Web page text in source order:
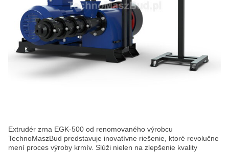
Extrudér zrna EGK-500 od renomovaného výrobcu
TechnoMaszBud predstavuje inovatívne riešenie, ktoré revolučne
mení proces výroby krmív. Slúži nielen na zlepšenie kvality